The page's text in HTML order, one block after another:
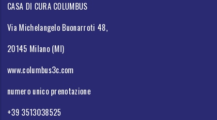
CASA DI CURA COLUMBUS
Via Michelangelo Buonarroti 48,
20145 Milano (MI)
www.columbus3c.com
numero unico prenotazione
+39 3513038525